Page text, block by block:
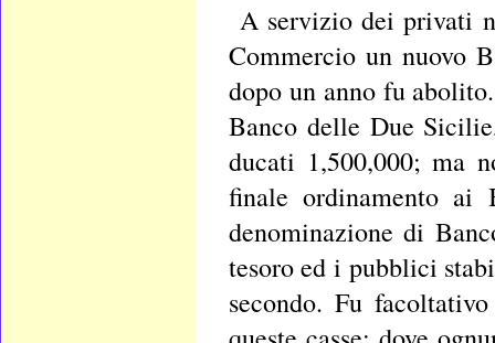
A servizio dei privati
Commercio un nuovo
dopo un anno fu
Banco delle Due
ducati 1,500,000; ma
finale ordinamento ai
denominazione di
tesoro ed i pubblici
secondo. Fu